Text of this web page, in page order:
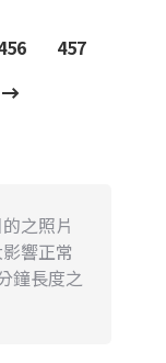
457
之照片
響正常
鐘長度之